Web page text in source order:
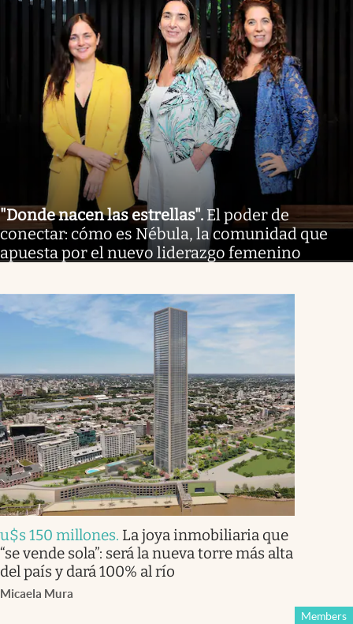
"Donde nacen las estrellas". El poder de
conectar: cómo es Nébula, la comunidad que
apuesta por el nuevo liderazgo femenino
u$s 150 millones. La joya inmobiliaria que
“se vende sola”: será la nueva torre más alta
del país y dará 100% al río
Micaela Mura
Members